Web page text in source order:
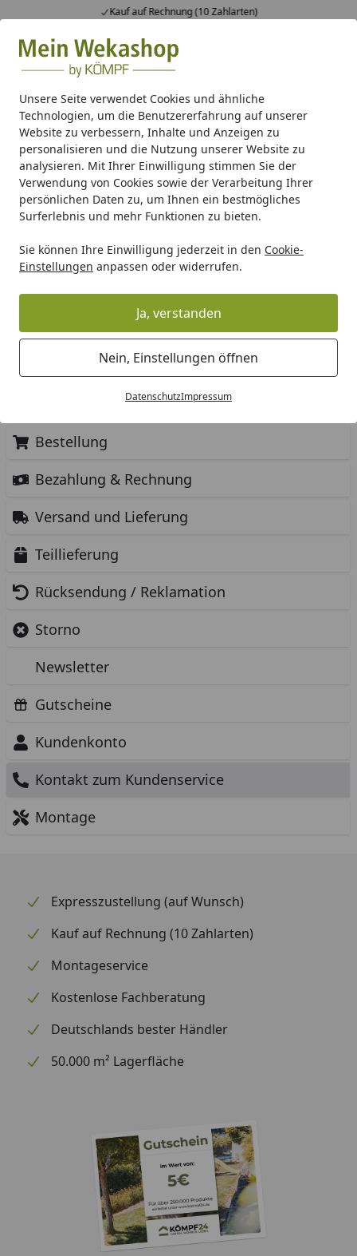
Unsere Seite verwendet Cookies und ähnliche
Technologien, um die Benutzererfahrung auf unserer
Website zu verbessern, Inhalte und Anzeigen zu
personalisieren und die Nutzung unserer Website zu
analysieren. Mit Ihrer Einwilligung stimmen Sie der
Verwendung von Cookies sowie der Verarbeitung Ihrer
persönlichen Daten zu, um Ihnen ein bestmögliches
Surferlebnis und mehr Funktionen zu bieten.
Sie können Ihre Einwilligung jederzeit in den Cookie-
Einstellungen anpassen oder widerrufen.
Ja, verstanden
Nein, Einstellungen öffnen
DatenschutzImpressum
Kauf auf Rechnung (10 Zahlarten)
Alle Produkte
Mein Konto
Suchen
Startseite
FAQ - Kundenservice
Antworten zu den Themen
Bestellung
Bezahlung & Rechnung
Versand und Lieferung
Teillieferung
Rücksendung / Reklamation
Storno
Newsletter
Gutscheine
Kundenkonto
Kontakt zum Kundenservice
Montage
Kontakt zum Kundenservice
Auf welche Arten kann ich den Kundenservice
Rufen Sie uns an oder kontaktieren Sie uns über das
Kontaktformular - wir sind auf vielen Wegen für Sie
erreichbar!
Zurück zur Übersicht
Expresszustellung (auf Wunsch)
Kauf auf Rechnung (10 Zahlarten)
Montageservice
Kostenlose Fachberatung
Deutschlands bester Händler
50.000 m² Lagerfläche